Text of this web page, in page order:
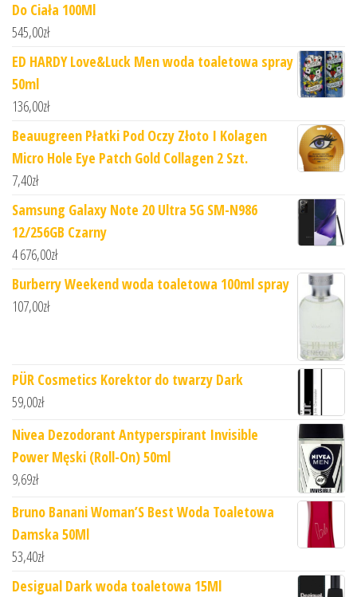
Do Ciała 100Ml
545,00zł
ED HARDY Love&Luck Men woda toaletowa spray
50ml
136,00zł
Beauugreen Płatki Pod Oczy Złoto I Kolagen
Micro Hole Eye Patch Gold Collagen 2 Szt.
7,40zł
Samsung Galaxy Note 20 Ultra 5G SM-N986
12/256GB Czarny
4 676,00zł
Burberry Weekend woda toaletowa 100ml spray
107,00zł
PÜR Cosmetics Korektor do twarzy Dark
59,00zł
Nivea Dezodorant Antyperspirant Invisible
Power Męski (Roll-On) 50ml
9,69zł
Bruno Banani Woman’S Best Woda Toaletowa
Damska 50Ml
53,40zł
Desigual Dark woda toaletowa 15Ml